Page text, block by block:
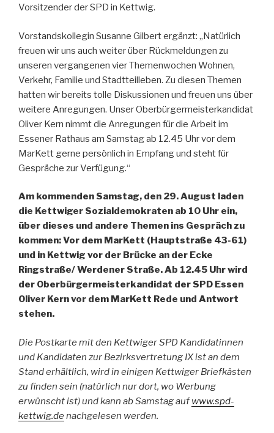
Vorsitzender der SPD in Kettwig.
Vorstandskollegin Susanne Gilbert ergänzt: „Natürlich
freuen wir uns auch weiter über Rückmeldungen zu
unseren vergangenen vier Themenwochen Wohnen,
Verkehr, Familie und Stadtteilleben. Zu diesen Themen
hatten wir bereits tolle Diskussionen und freuen uns über
weitere Anregungen. Unser Oberbürgermeisterkandidat
Oliver Kern nimmt die Anregungen für die Arbeit im
Essener Rathaus am Samstag ab 12.45 Uhr vor dem
MarKett gerne persönlich in Empfang und steht für
Gespräche zur Verfügung.“
Am kommenden Samstag, den 29. August laden
die Kettwiger Sozialdemokraten ab 10 Uhr ein,
über dieses und andere Themen ins Gespräch zu
kommen: Vor dem MarKett (Hauptstraße 43-61)
und in Kettwig vor der Brücke an der Ecke
Ringstraße/ Werdener Straße. Ab 12.45 Uhr wird
der Oberbürgermeisterkandidat der SPD Essen
Oliver Kern vor dem MarKett Rede und Antwort
stehen.
Die Postkarte mit den Kettwiger SPD Kandidatinnen
und Kandidaten zur Bezirksvertretung IX ist an dem
Stand erhältlich, wird in einigen Kettwiger Briefkästen
zu finden sein (natürlich nur dort, wo Werbung
erwünscht ist) und kann ab Samstag aufwww.spd-
kettwig.denachgelesen werden.